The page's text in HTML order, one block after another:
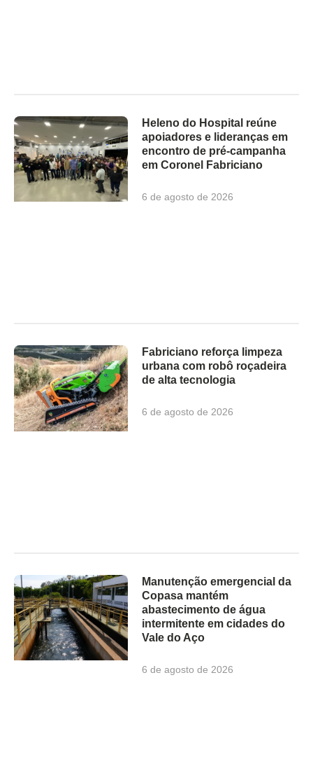
Heleno do Hospital reúne
apoiadores e lideranças em
encontro de pré-campanha
em Coronel Fabriciano
6 de agosto de 2026
Fabriciano reforça limpeza
urbana com robô roçadeira
de alta tecnologia
6 de agosto de 2026
Manutenção emergencial da
Copasa mantém
abastecimento de água
intermitente em cidades do
Vale do Aço
6 de agosto de 2026